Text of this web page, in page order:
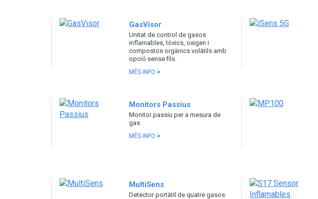
GasVisor
Unitat de control de gasos
inflamables, tòxics, oxigen i
compostos orgànics volàtils amb
opció sense fils.
MÉS INFO >
Monitors Passius
Monitor passiu per a mesura de
gas
MÉS INFO >
MultiSens
Detector portàtil de quatre gasos